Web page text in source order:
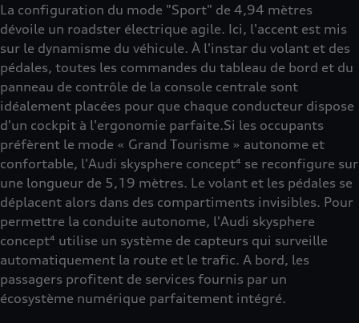
La configuration du mode "Sport" de 4,94 mètres
dévoile un roadster électrique agile. Ici, l'accent est mis
sur le dynamisme du véhicule. À l'instar du volant et des
pédales, toutes les commandes du tableau de bord et du
panneau de contrôle de la console centrale sont
idéalement placées pour que chaque conducteur dispose
d'un cockpit à l'ergonomie parfaite.Si les occupants
préfèrent le mode « Grand Tourisme » autonome et
confortable, l'Audi skysphere concept⁴ se reconfigure sur
une longueur de 5,19 mètres. Le volant et les pédales se
déplacent alors dans des compartiments invisibles. Pour
permettre la conduite autonome, l'Audi skysphere
concept⁴ utilise un système de capteurs qui surveille
automatiquement la route et le trafic. A bord, les
passagers profitent de services fournis par un
écosystème numérique parfaitement intégré.